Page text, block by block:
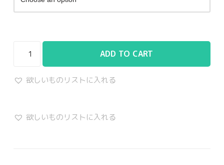
ADD TO CART
欲しいものリストに入れる
欲しいものリストに入れる